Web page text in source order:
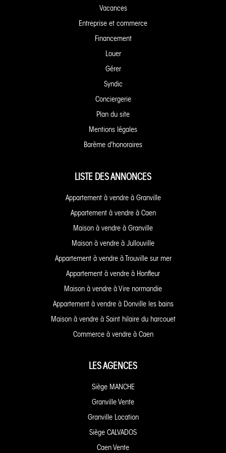
Vacances
Entreprise et commerce
Financement
Louer
Gérer
Syndic
Conciergerie
Plan du site
Mentions légales
Barème d'honoraires
LISTE DES ANNONCES
Appartement à vendre à Granville
Appartement à vendre à Caen
Maison à vendre à Granville
Maison à vendre à Jullouville
Appartement à vendre à Trouville sur mer
Appartement à vendre à Honfleur
Maison à vendre à Vire normandie
Appartement à vendre à Donville les bains
Maison à vendre à Saint hilaire du harcouet
Commerce à vendre à Caen
LES AGENCES
Siège MANCHE
Granville Vente
Granville Location
Siège CALVADOS
Caen Vente